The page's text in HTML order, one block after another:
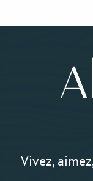
Vivez,